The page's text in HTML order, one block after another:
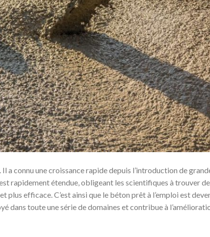
a connu une croissance rapide depuis l’introduction de
rapidement étendue, obligeant les scientifiques à trouver
efficace. C’est ainsi que le béton prêt à l’emploi est
dans toute une série de domaines et contribue à